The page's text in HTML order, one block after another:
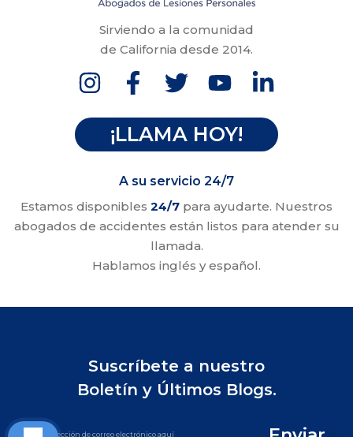
Sirviendo a la comunidad
de California desde 2014.
¡LLAMA HOY!
A su servicio 24/7
Estamos disponibles 24/7 para ayudarte. Nuestros
abogados de accidentes están listos para atender su
llamada.
Hablamos inglés y español.
Suscríbete a nuestro
Boletín y Últimos Blogs.